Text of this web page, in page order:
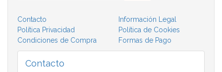
Contacto
Información Legal
Política Privacidad
Política de Cookies
Condiciones de Compra
Formas de Pago
Contacto